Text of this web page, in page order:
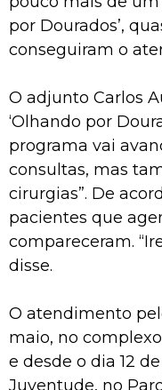
por Dourados’,
conseguiram o
O adjunto Carlos
‘Olhando por
programa vai
consultas, mas
cirurgias”. De
pacientes que
compareceram.
disse.
O atendimento
maio, no
e desde o dia 12
Juventude, no